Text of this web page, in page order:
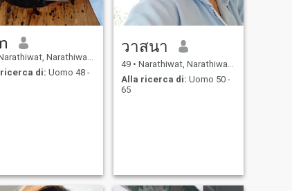
Narathiwat, Thailandia
di: Uomo 48 -
วาสนา
49 • Narathiwat, Narathiwat, Thailandia
Alla ricerca di: Uomo 50 -
65